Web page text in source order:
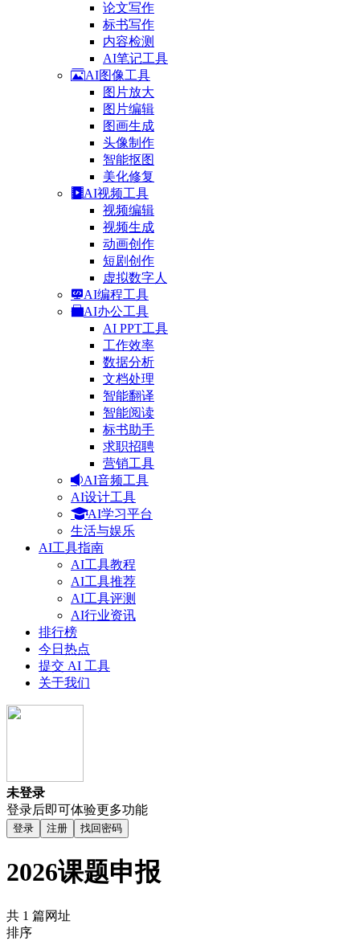
论文写作
标书写作
内容检测
AI笔记工具
AI图像工具
图片放大
图片编辑
图画生成
头像制作
智能抠图
美化修复
AI视频工具
视频编辑
视频生成
动画创作
短剧创作
虚拟数字人
AI编程工具
AI办公工具
AI PPT工具
工作效率
数据分析
文档处理
智能翻译
智能阅读
标书助手
求职招聘
营销工具
AI音频工具
AI设计工具
AI学习平台
生活与娱乐
AI工具指南
AI工具教程
AI工具推荐
AI工具评测
AI行业资讯
排行榜
今日热点
提交 AI 工具
关于我们
未登录
登录后即可体验更多功能
登录 注册 找回密码
2026课题申报
共 1 篇网址
排序